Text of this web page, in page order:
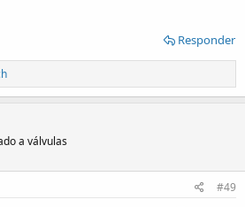
Responder
a válvulas
#49